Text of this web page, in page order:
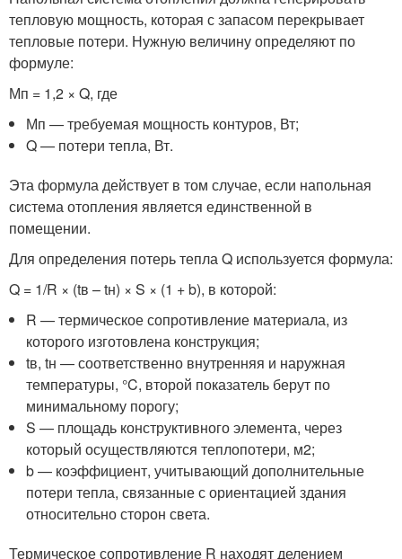
тепловую мощность, которая с запасом перекрывает
тепловые потери. Нужную величину определяют по
формуле:
Мп = 1,2 × Q, где
Мп — требуемая мощность контуров, Вт;
Q — потери тепла, Вт.
Эта формула действует в том случае, если напольная
система отопления является единственной в
помещении.
Для определения потерь тепла Q используется формула:
Q = 1/R × (tв – tн) × S × (1 + b), в которой:
R — термическое сопротивление материала, из
которого изготовлена конструкция;
tв, tн — соответственно внутренняя и наружная
температуры, °C, второй показатель берут по
минимальному порогу;
S — площадь конструктивного элемента, через
который осуществляются теплопотери, м2;
b — коэффициент, учитывающий дополнительные
потери тепла, связанные с ориентацией здания
относительно сторон света.
Термическое сопротивление R находят делением